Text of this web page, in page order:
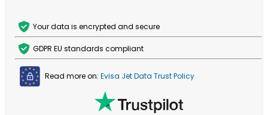
Your data is encrypted and secure
GDPR EU standards compliant
Read more on: Evisa Jet Data Trust Policy